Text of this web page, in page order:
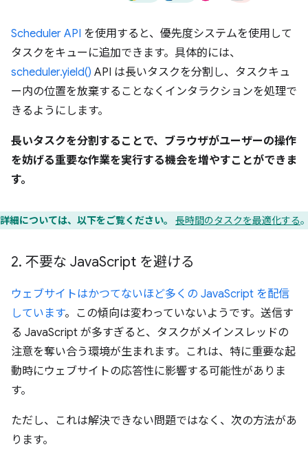
Scheduler API を使用すると、優先度システムを使用して
タスクをキューに追加できます。具体的には、
scheduler.yield() API は長いタスクを分割し、タスクキュ
ー内の位置を放棄することなくインタラクションを処理で
きるようにします。
長いタスクを分割することで、ブラウザがユーザーの操作
を妨げる重要な作業を実行する機会を増やすことができま
す。
詳細については、以下をご覧ください。 長時間のタスクを最適化する
2. 不要な JavaScript を避ける
ウェブサイトはかつてないほど多くの JavaScript を配信
しています。この傾向は変わっていないようです。送信す
る JavaScript が多すぎると、タスクがメインスレッドの
注意を奪い合う環境が生まれます。これは、特に重要な起
動時にウェブサイトの応答性に影響する可能性がありま
す。
ただし、これは解決できない問題ではなく、次の方法があ
ります。